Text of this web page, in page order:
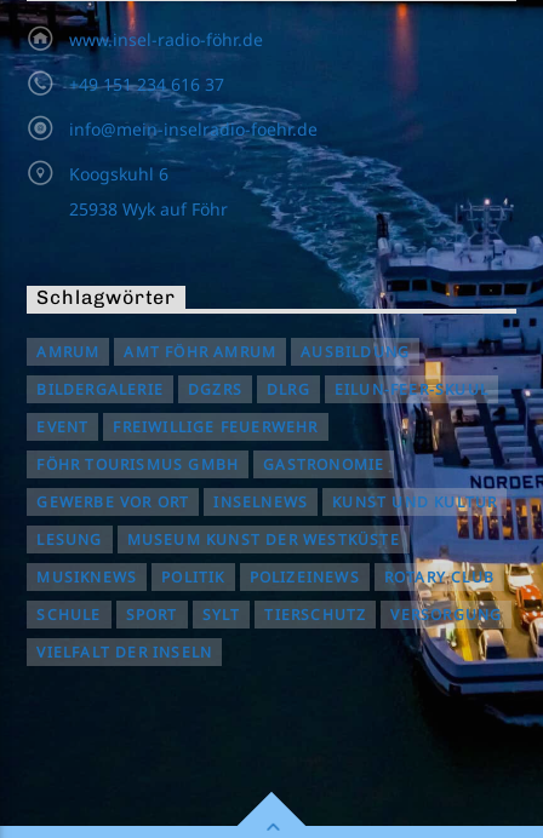
www.insel-radio-föhr.de
+49 151 234 616 37
info@mein-inselradio-foehr.de
Koogskuhl 6
25938 Wyk auf Föhr
Schlagwörter
AMRUM AMT FÖHR AMRUM
AUSBILDUNG
BILDERGALERIE
DGZRS DLRG
EILUN-FEER-SKUUL
EVENT
FREIWILLIGE FEUERWEHR
FÖHR TOURISMUS GMBH
GASTRONOMIE
GEWERBE VOR ORT
INSELNEWS
KUNST UND KULTUR
LESUNG
MUSEUM KUNST DER WESTKÜSTE
MUSIKNEWS
POLITIK POLIZEINEWS
ROTARY CLUB
SCHULE
SPORT SYLT TIERSCHUTZ
VERSORGUNG
VIELFALT DER INSELN